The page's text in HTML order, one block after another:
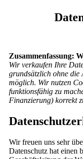
Zusammenfassung:
Wir verkaufen Ihre
grundsätzlich ohne die
möglich. Wir nutzen
funktionsfähig zu
Finanzierung) korrekt
Wir freuen uns sehr
Datenschutz hat einen